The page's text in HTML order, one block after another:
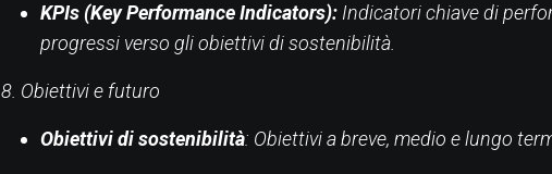
KPIs (Key Performance Indicators): Indicatori chiave di
progressi verso gli obiettivi di sostenibilità.
8. Obiettivi e futuro
Obiettivi di sostenibilità: Obiettivi a breve, medio e lungo